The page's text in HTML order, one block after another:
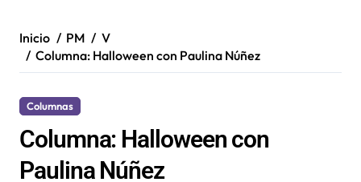
Inicio PM
V
Columna: Halloween con Paulina Núñez
Columnas
Columna: Halloween con
Paulina Núñez